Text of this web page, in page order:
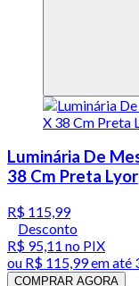
Luminária De
38 Cm Preta Lyor
R$ 115,99
Desconto
R$ 95,11 no PIX
ou R$ 115,99em até
COMPRAR AGORA